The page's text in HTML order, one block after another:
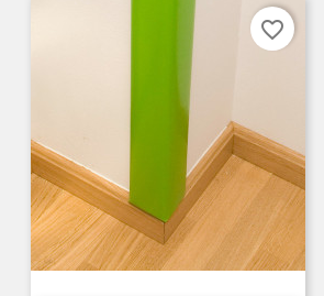
favorite_border